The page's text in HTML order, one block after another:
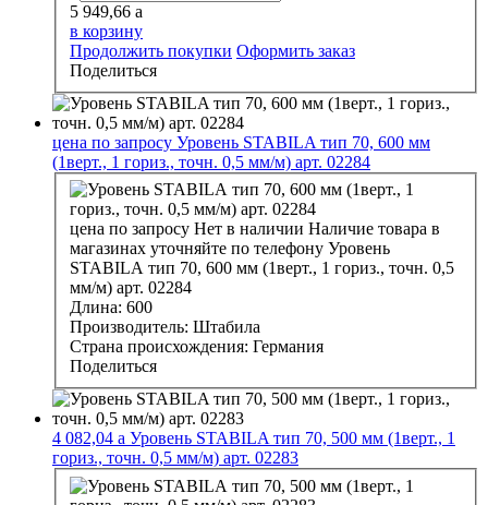
5 949,66 a
в корзину
Продолжить покупки Оформить заказ
Поделиться
цена по запросу Уровень STABILA тип 70, 600 мм
(1верт., 1 гориз., точн. 0,5 мм/м) арт. 02284
цена по запросу Нет в наличии Наличие товара в
магазинах уточняйте по телефону Уровень
STABILA тип 70, 600 мм (1верт., 1 гориз., точн. 0,5
мм/м) арт. 02284
Длина: 600
Производитель: Штабила
Страна происхождения: Германия
Поделиться
4 082,04 a Уровень STABILA тип 70, 500 мм (1верт., 1
гориз., точн. 0,5 мм/м) арт. 02283